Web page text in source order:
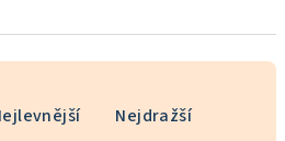
Nejdražší